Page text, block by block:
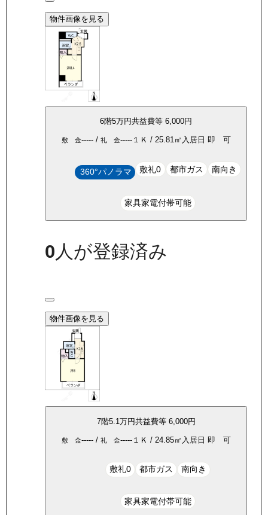
物件画像を見る
6階5万円共益費等 6,000円
敷 金-----/ 礼 金-----１Ｋ / 25.81㎡ 入居日 即 可
360°パノラマ 敷礼0 都市ガス 南向き
家具家電付帯可能
0人が登録済み
物件画像を見る
7階5.1万円共益費等 6,000円
敷 金-----/ 礼 金-----１Ｋ / 24.85㎡ 入居日 即 可
敷礼0 都市ガス 南向き
家具家電付帯可能